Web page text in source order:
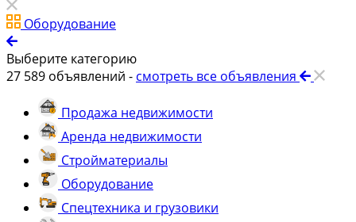
Оборудование
Выберите категорию
27 589 объявлений - смотреть все объявления
Продажа недвижимости
Аренда недвижимости
Стройматериалы
Оборудование
Спецтехника и грузовики